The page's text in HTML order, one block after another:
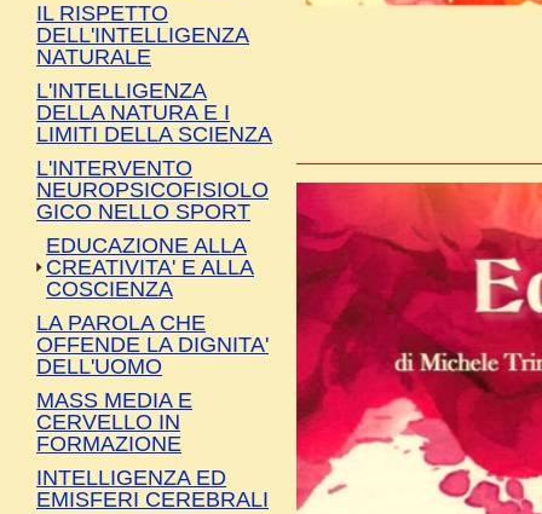
IL RISPETTO
DELL'INTELLIGENZA
NATURALE
L'INTELLIGENZA
DELLA NATURA E I
LIMITI DELLA SCIENZA
L'INTERVENTO
NEUROPSICOFISIOLO
GICO NELLO SPORT
EDUCAZIONE ALLA
CREATIVITA' E ALLA
COSCIENZA
LA PAROLA CHE
OFFENDE LA DIGNITA'
DELL'UOMO
MASS MEDIA E
CERVELLO IN
FORMAZIONE
INTELLIGENZA ED
EMISFERI CEREBRALI